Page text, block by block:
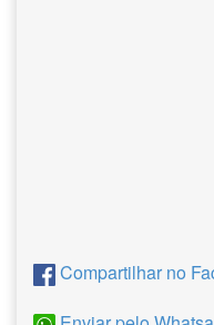
Compartilhar no